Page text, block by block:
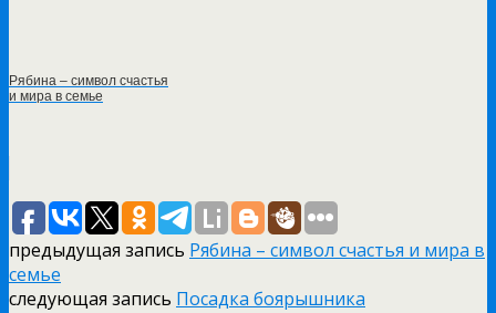
Рябина – символ счастья
и мира в семье
предыдущая запись Рябина – символ счастья и мира в
семье
следующая запись Посадка боярышника